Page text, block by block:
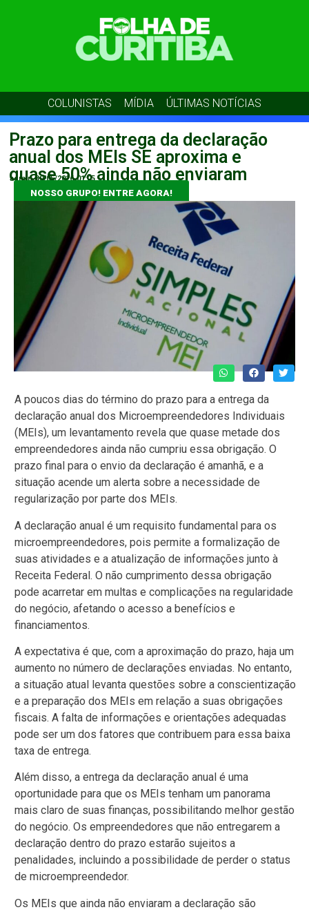
COLUNISTAS MÍDIA ÚLTIMAS NOTÍCIAS
Prazo para entrega da declaração
anual dos MEIs SE aproxima e
quase 50% ainda não enviaram
admin 30/05/2026 01:05
NOSSO GRUPO! ENTRE AGORA!
A poucos dias do término do prazo para a entrega da
declaração anual dos Microempreendedores Individuais
(MEIs), um levantamento revela que quase metade dos
empreendedores ainda não cumpriu essa obrigação. O
prazo final para o envio da declaração é amanhã, e a
situação acende um alerta sobre a necessidade de
regularização por parte dos MEIs.
A declaração anual é um requisito fundamental para os
microempreendedores, pois permite a formalização de
suas atividades e a atualização de informações junto à
Receita Federal. O não cumprimento dessa obrigação
pode acarretar em multas e complicações na regularidade
do negócio, afetando o acesso a benefícios e
financiamentos.
A expectativa é que, com a aproximação do prazo, haja um
aumento no número de declarações enviadas. No entanto,
a situação atual levanta questões sobre a conscientização
e a preparação dos MEIs em relação a suas obrigações
fiscais. A falta de informações e orientações adequadas
pode ser um dos fatores que contribuem para essa baixa
taxa de entrega.
Além disso, a entrega da declaração anual é uma
oportunidade para que os MEIs tenham um panorama
mais claro de suas finanças, possibilitando melhor gestão
do negócio. Os empreendedores que não entregarem a
declaração dentro do prazo estarão sujeitos a
penalidades, incluindo a possibilidade de perder o status
de microempreendedor.
Os MEIs que ainda não enviaram a declaração são